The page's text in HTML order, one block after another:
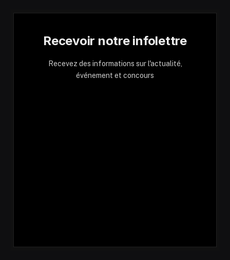
Recevoir notre infolettre
Recevez des informations sur l'actualité,
événement et concours